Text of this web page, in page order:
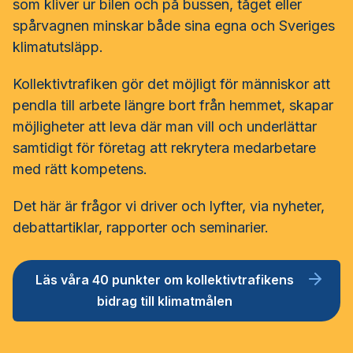
Försäljning
Järnväg
Kommunikation
Miljö­
Serviceresor
Tillgänglighet
Trygghet och säkerhet
FRIDA miljö- och fordonsdatabas
Affärs­nätverket
Affärs­nätverket 2025
Affärs­nätverket 2024
Affärs­nätverket 2023
Affärs­nätverket 2022
Användargrupp Anbaro
Användargrupp förarcertifiering Buss
Nationellt material Buss
Lokalt material Buss
Användarträffar buss
Användargrupp förarcertifiering Serviceresor
Nationellt material Serviceresor
Lokalt material Serviceresor
Användarträffar
Användargrupp Kollbar
Biljettkontroll­nätverket
Biljettkontroll­nätverket 2026
Biljettkontroll­nätverket 2025
Bussdepå­nätverket
Bussdepå­nätverket 2025
Chefs­nätverket
Serviceresor
Personalförsörjning
Attraktivare kollektivtrafik­bransch
Frågor vi driver
Rapporter
Kollektivtrafikens bidrag till transportsektorns klimatmål
Remissvar
Aktiviteter och event
Almedalen
Persontrafik
som kliver ur bilen och på bussen, tåget eller
spårvagnen minskar både sina egna och Sveriges
klimatutsläpp.
Kollektivtrafiken gör det möjligt för människor att
pendla till arbete längre bort från hemmet, skapar
möjligheter att leva där man vill och underlättar
samtidigt för företag att rekrytera medarbetare
med rätt kompetens.
Det här är frågor vi driver och lyfter, via nyheter,
debattartiklar, rapporter och seminarier.
Läs våra 40 punkter om kollektivtrafikens
bidrag till klimatmålen